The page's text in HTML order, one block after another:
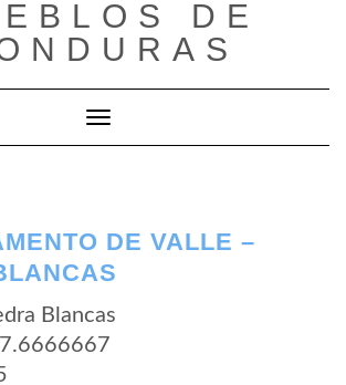
DE
Cambiar modo de navegación
DE VALLE –
Blancas